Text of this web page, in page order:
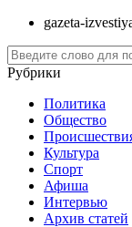
gazeta-
Рубрики
Политика
Общество
Культура
Спорт
Афиша
Интервью
Архив статей